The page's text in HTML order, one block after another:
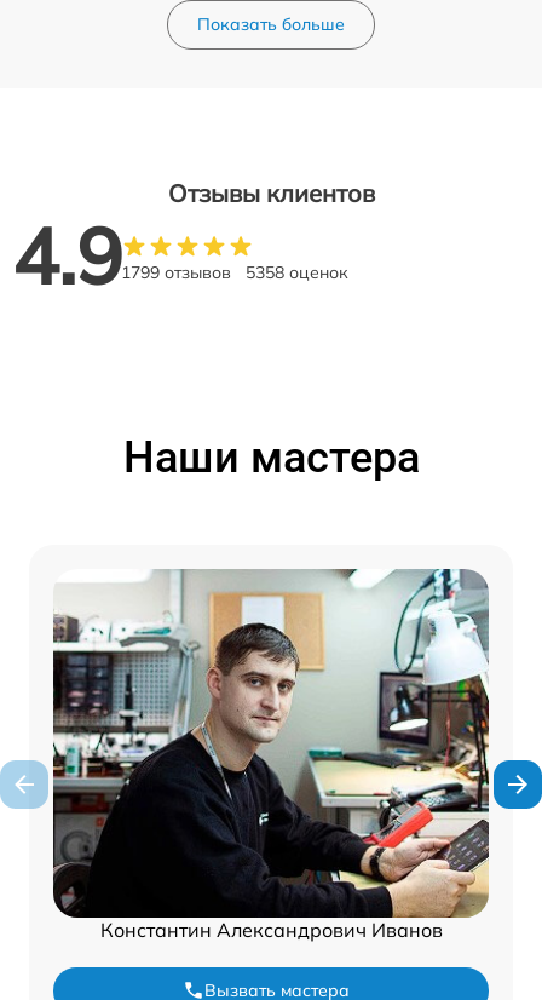
Показать больше
Отзывы клиентов
4.91799 отзывов 5358 оценок
Наши мастера
Константин Александрович Иванов
Вызвать мастера